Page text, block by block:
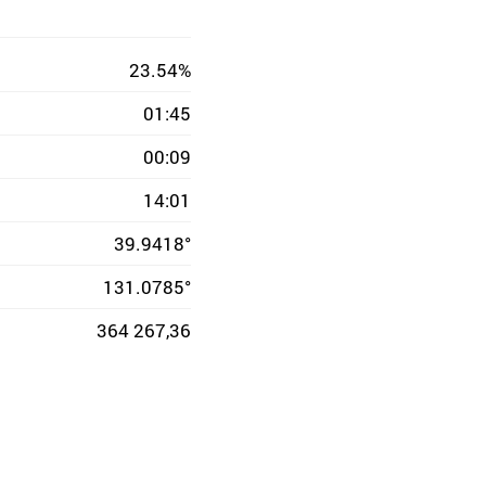
23.54%
01:45
00:09
14:01
39.9418°
131.0785°
364 267,36